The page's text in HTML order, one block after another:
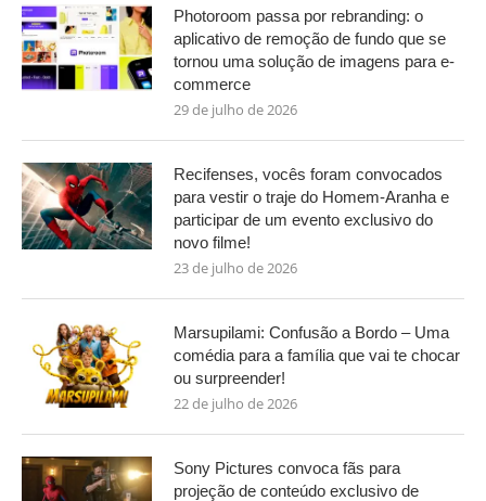
Photoroom passa por rebranding: o
aplicativo de remoção de fundo que se
tornou uma solução de imagens para e-
commerce
29 de julho de 2026
Recifenses, vocês foram convocados
para vestir o traje do Homem-Aranha e
participar de um evento exclusivo do
novo filme!
23 de julho de 2026
Marsupilami: Confusão a Bordo – Uma
comédia para a família que vai te chocar
ou surpreender!
22 de julho de 2026
Sony Pictures convoca fãs para
projeção de conteúdo exclusivo de